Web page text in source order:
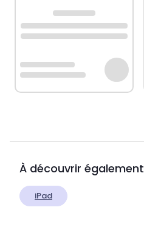
À découvrir également
iPad